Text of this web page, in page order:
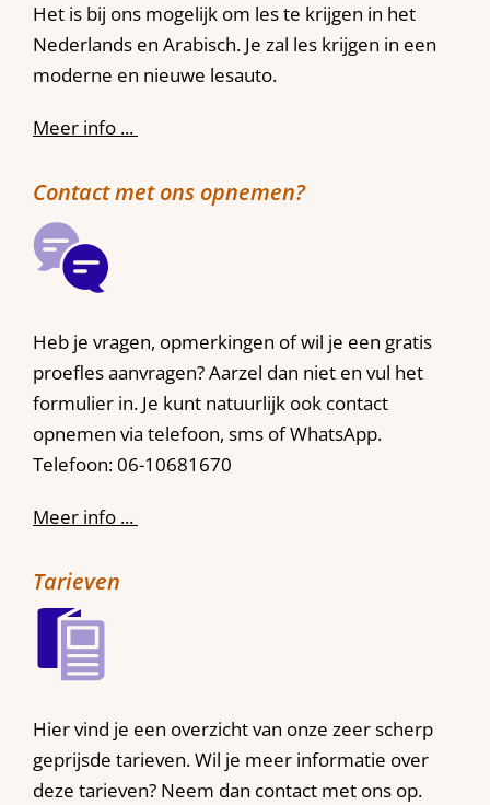
Het is bij ons mogelijk om les te krijgen in het
Nederlands en Arabisch. Je zal les krijgen in een
moderne en nieuwe lesauto.
Meer info ...
Contact met ons opnemen?
Heb je vragen, opmerkingen of wil je een gratis
proefles aanvragen? Aarzel dan niet en vul het
formulier in. Je kunt natuurlijk ook contact
opnemen via telefoon, sms of WhatsApp.
Telefoon: 06-10681670
Meer info ...
Tarieven
Hier vind je een overzicht van onze zeer scherp
geprijsde tarieven. Wil je meer informatie over
deze tarieven? Neem dan contact met ons op.